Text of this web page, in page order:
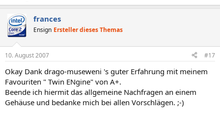
frances
Ensign Ersteller dieses Themas
10. August 2007 #17
Okay Dank drago-museweni 's guter Erfahrung mit meinem
Favouriten " Twin ENgine" von A+.
Beende ich hiermit das allgemeine Nachfragen an einem
Gehäuse und bedanke mich bei allen Vorschlägen. ;-)